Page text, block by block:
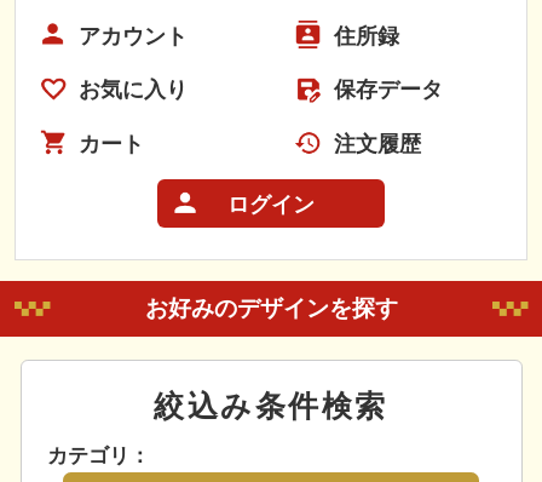
アカウント 住所録
お気に入り 保存データ
カート 注文履歴
ログイン
お好みのデザインを探す
絞込み条件検索
カテゴリ：